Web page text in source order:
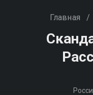
Главная /